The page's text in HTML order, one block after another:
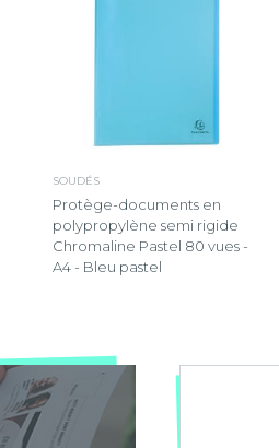
SOUDÉS
Protège-documents en
polypropylène semi rigide
Chromaline Pastel 80 vues -
A4 - Bleu pastel